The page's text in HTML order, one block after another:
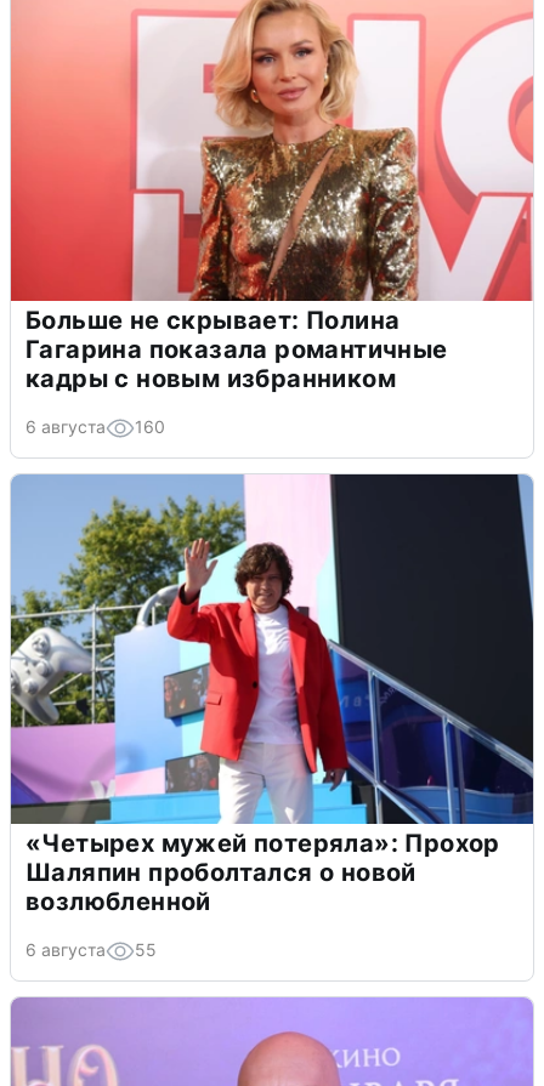
Больше не скрывает: Полина
Гагарина показала романтичные
кадры с новым избранником
6 августа 160
«Четырех мужей потеряла»: Прохор
Шаляпин проболтался о новой
возлюбленной
6 августа 55